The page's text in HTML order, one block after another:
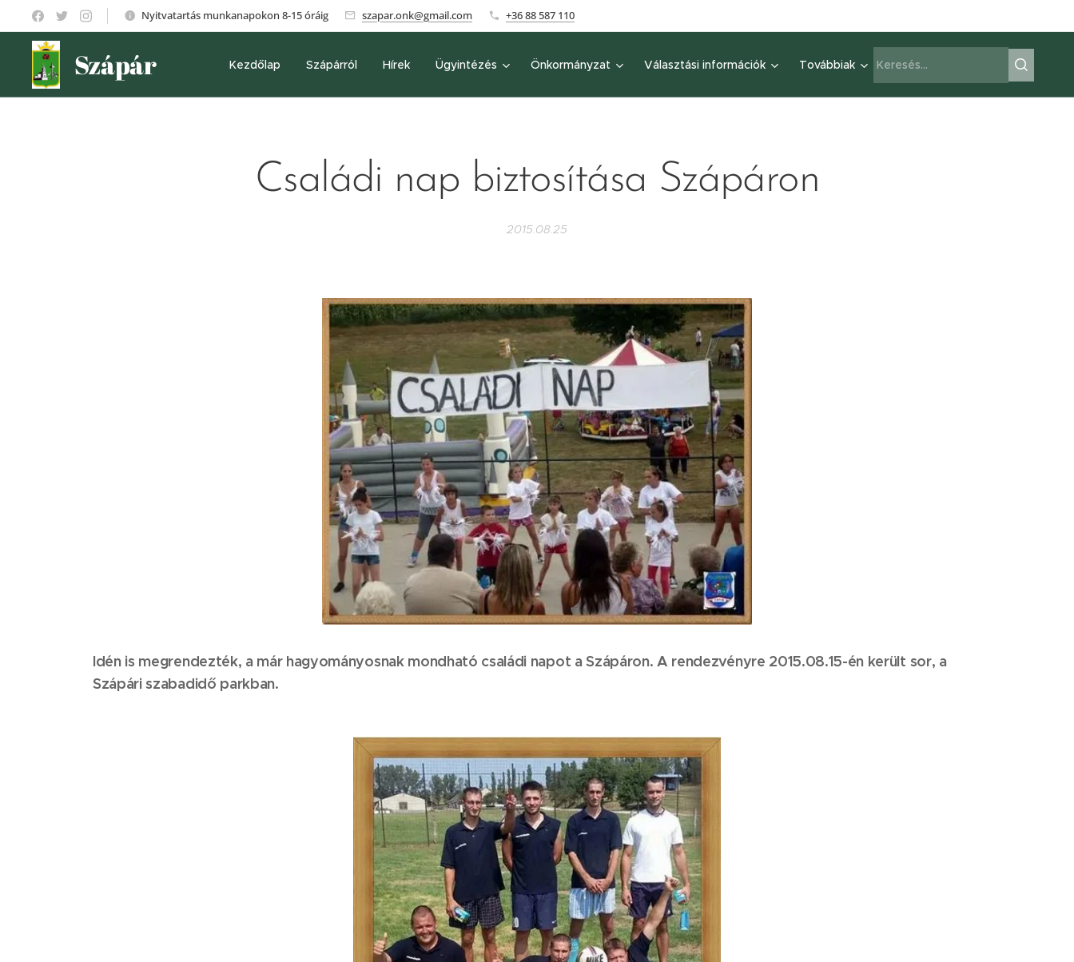
Nyitvatartás munkanapokon 8-15 óráig szapar.onk@gmail.com +36 88 587 110
Szápár Kezdőlap Szápárról Hírek Ügyintézés Önkormányzat Választási információk Továbbiak
Családi nap biztosítása Szápáron
2015.08.25
Idén is megrendezték, a már hagyományosnak mondható családi napot a Szápáron. A rendezvényre 2015.08.15-én került sor, a
Szápári szabadidő parkban.